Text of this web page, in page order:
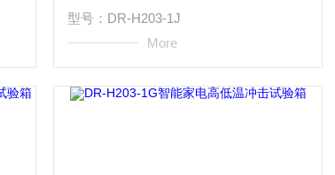
型号：DR-H203-1J
More